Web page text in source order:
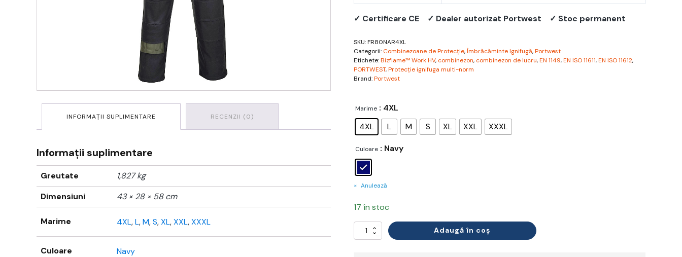
INFORMAȚII SUPLIMENTARE RECENZII (0)
Informații suplimentare
Greutate
1,827 kg
Dimensiuni
43 × 28 × 58 cm
Marime 4XL,L,M,S,XL,XXL,XXXL
Culoare Navy
✓ Certificare CE ✓ Dealer autorizat Portwest ✓ Stoc permanent
SKU:FR80NAR4XL
Categorii: Combinezoane de Protecție,Îmbrăcăminte Ignifugă,Portwest
Etichete:Bizflame™ Work HV, combinezon, combinezon de lucru,EN 1149,EN ISO 11611,EN ISO 11612,
PORTWEST,Protecție ignifuga multi-norm
Brand:Portwest
Marime : 4XL
4XL
L M S XL XXL XXXL
Culoare : Navy
Anulează
17 în stoc
Cantitate
Combinezon
Adaugă în coș